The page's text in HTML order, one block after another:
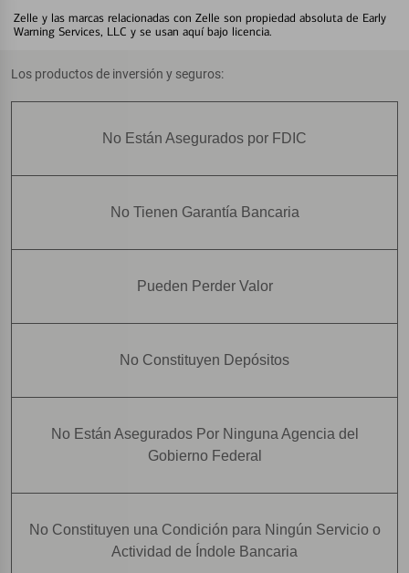
Zelle y las marcas relacionadas con Zelle son propiedad absoluta de Early
Warning Services, LLC y se usan aquí bajo licencia.
Los productos de inversión y seguros:
No Están Asegurados por FDIC
No Tienen Garantía Bancaria
Pueden Perder Valor
No Constituyen Depósitos
No Están Asegurados Por Ninguna Agencia del
Gobierno Federal
No Constituyen una Condición para Ningún Servicio o
Actividad de Índole Bancaria